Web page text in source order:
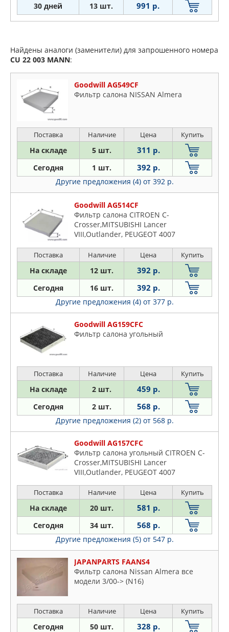
30 дней 13 шт. 991 р.
Найдены аналоги (заменители) для запрошенного номера
CU 22 003 MANN:
Goodwill AG549CF
Фильтр салона NISSAN Almera
Поставка Наличие Цена Купить
На складе 5 шт. 311 р.
Сегодня 1 шт. 392 р.
Другие предложения (4) от 392 р.
Goodwill AG514CF
Фильтр салона CITROEN C-
Crosser,MITSUBISHI Lancer
VIII,Outlander, PEUGEOT 4007
Поставка Наличие Цена Купить
На складе 12 шт. 392 р.
Сегодня 16 шт. 392 р.
Другие предложения (4) от 377 р.
Goodwill AG159CFC
Фильтр салона угольный
Поставка Наличие Цена Купить
На складе 2 шт. 459 р.
Сегодня 2 шт. 568 р.
Другие предложения (2) от 568 р.
Goodwill AG157CFC
Фильтр салона угольный CITROEN C-
Crosser,MITSUBISHI Lancer
VIII,Outlander, PEUGEOT 4007
Поставка Наличие Цена Купить
На складе 20 шт. 581 р.
Сегодня 34 шт. 568 р.
Другие предложения (5) от 547 р.
JAPANPARTS FAANS4
Фильтр салона Nissan Almera все
модели 3/00-> (N16)
Поставка Наличие Цена Купить
Сегодня 50 шт. 328 р.